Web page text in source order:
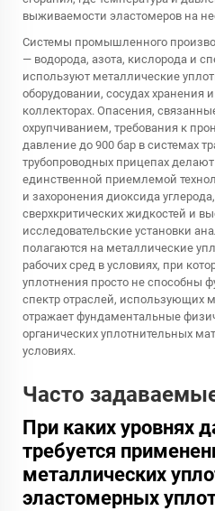
выживаемости эластомеров на
Системы промышленного
— водорода, азота, кислорода и
используют металлические
оборудовании, сосудах хранения
коллекторах. Опасения,
охрупчиванием, требования к
давление до 900 бар в системах
трубопроводных прицепах
единственной приемлемой
и захоронения диоксида
сверхкритических жидкостей и
исследовательские установки
полагаются на металлические
рабочих сред в условиях, при
уплотнения просто не способны
спектр отраслей, использующих
отражает фундаментальные
органических уплотнительных
условиях.
Часто
При каких уровнях
требуется
металлических
эластомерных